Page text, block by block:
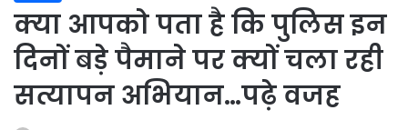
क्या आपको पता है कि पुलिस इन
दिनों बड़े पैमाने पर क्यों चला रही
सत्यापन अभियान…पढ़े वजह